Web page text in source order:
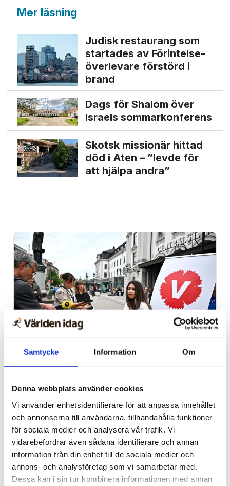
Samtycke Information Om
Denna webbplats använder cookies
Vi använder enhetsidentifierare för att anpassa innehållet
och annonserna till användarna, tillhandahålla funktioner
för sociala medier och analysera vår trafik. Vi
vidarebefordrar även sådana identifierare och annan
information från din enhet till de sociala medier och
annons- och analysföretag som vi samarbetar med.
Dessa kan i sin tur kombinera informationen med annan
Mer läsning
Judisk restaurang som
startades av Förintelse­
överlevare förstörd i
brand
Dags för Shalom över
Israels sommarkonferens
Skotsk missionär hittad
död i Aten – ”levde för
att hjälpa andra”
Ledare
politiker till Israel, Nooshi